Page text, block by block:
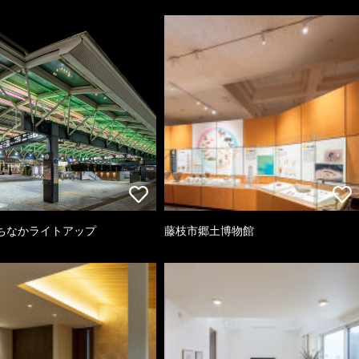
なかライトアップ 藤枝市郷土博物館